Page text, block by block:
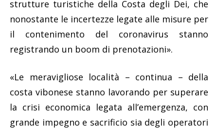
strutture turistiche della Costa degli Dei, che
nonostante le incertezze legate alle misure per
il contenimento del coronavirus stanno
registrando un boom di prenotazioni».
«Le meravigliose località – continua – della
costa vibonese stanno lavorando per superare
la crisi economica legata all’emergenza, con
grande impegno e sacrificio sia degli operatori